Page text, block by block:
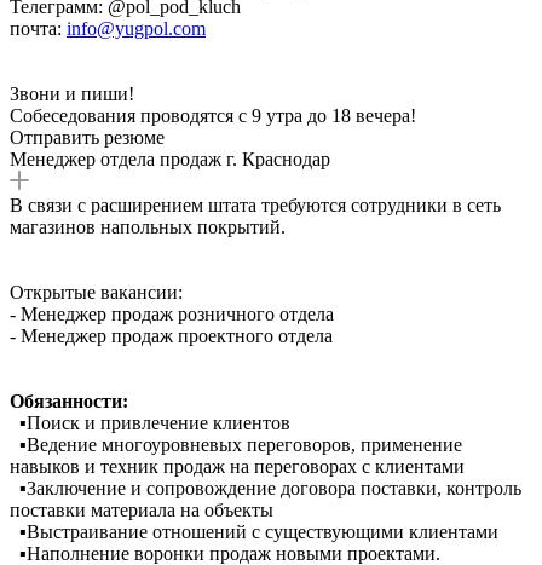
Телеграмм: @pol_pod_kluch
почта: info@yugpol.com
Звони и пиши!
Собеседования проводятся с 9 утра до 18 вечера!
Отправить резюме
Менеджер отдела продаж г. Краснодар
В связи с расширением штата требуются сотрудники в сеть
магазинов напольных покрытий.
Открытые вакансии:
- Менеджер продаж розничного отдела
- Менеджер продаж проектного отдела
Обязанности:
▪️Поиск и привлечение клиентов
▪️Ведение многоуровневых переговоров, применение
навыков и техник продаж на переговорах с клиентами
▪️Заключение и сопровождение договора поставки, контроль
поставки материала на объекты
▪️Выстраивание отношений с существующими клиентами
▪️Наполнение воронки продаж новыми проектами.